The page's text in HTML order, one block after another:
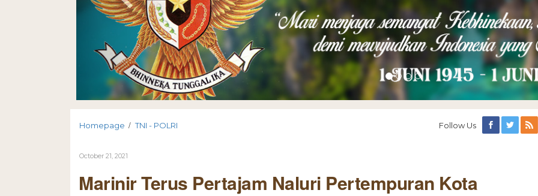
Homepage / TNI - POLRI Follow Us
October 21, 2021
Marinir Terus Pertajam Naluri Pertempuran Kota